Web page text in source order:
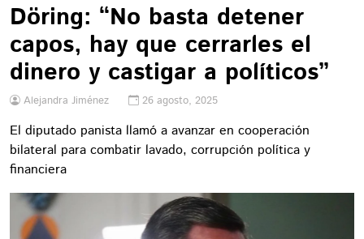
Döring: “No basta detener
capos, hay que cerrarles el
dinero y castigar a políticos”
Alejandra Jiménez 26 agosto, 2025
El diputado panista llamó a avanzar en cooperación
bilateral para combatir lavado, corrupción política y
financiera